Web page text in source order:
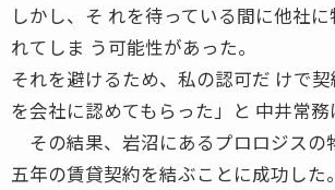
しかし、そ れを待っている間に他社
れてしま う可能性があった。
それを避けるため、私の認可だ けで
を会社に認めてもらった」と 中井常務
その結果、岩沼にあるプロロジスの
五年の賃貸契約を結ぶことに成功した。